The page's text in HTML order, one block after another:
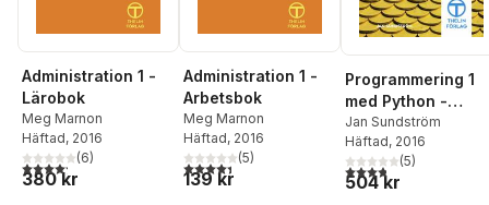
Administration 1 -
Lärobok
Meg Marnon
Häftad, 2016
4,2utav 5 stjärnor. Totalt antal röster:
(6)
380 kr
Administration 1 -
Arbetsbok
Meg Marnon
Häftad, 2016
4,4utav 5 stjärnor. Totalt antal röster:
(5)
139 kr
Programmering 1
med Python -
Lärobok
Jan Sundström
Häftad, 2016
3,8utav 5 stjärnor.
(5)
504 kr